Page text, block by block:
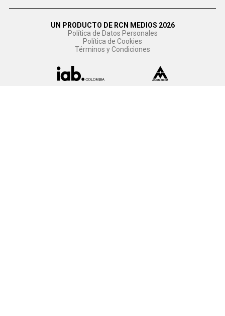
UN PRODUCTO DE RCN MEDIOS 2026
Política de Datos Personales
Política de Cookies
Términos y Condiciones